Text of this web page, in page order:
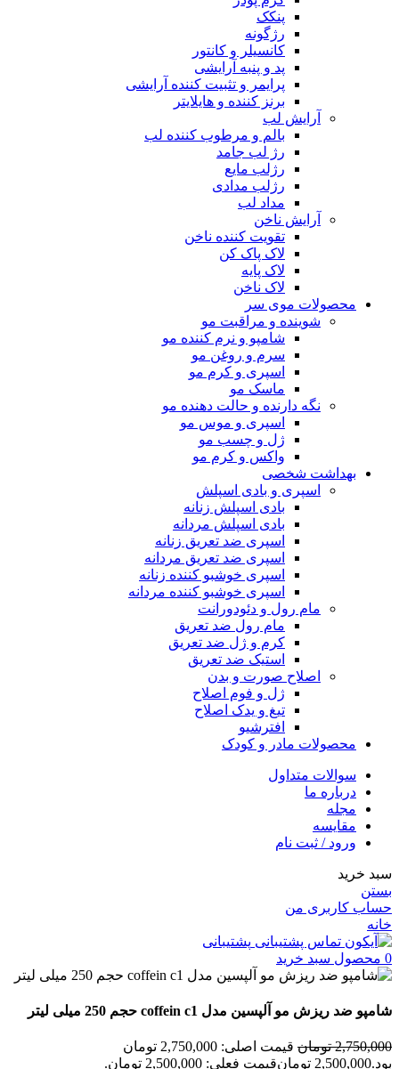
پنکک
رژگونه
کانسیلر و کانتور
پد و پنبه آرایشی
پرایمر و تثبیت کننده آرایشی
برنز کننده و هایلایتر
آرایش لب
بالم و مرطوب کننده لب
رژ لب جامد
رژلب مایع
رژلب مدادی
مداد لب
آرایش ناخن
تقویت کننده ناخن
لاک پاک کن
لاک پایه
لاک ناخن
محصولات موی سر
شوینده و مراقبت مو
شامپو و نرم کننده مو
سرم و روغن مو
اسپری و کرم مو
ماسک مو
نگه دارنده و حالت دهنده مو
اسپری و موس مو
ژل و چسب مو
واکس و کرم مو
بهداشت شخصی
اسپری و بادی اسپلش
بادی اسپلش زنانه
بادی اسپلش مردانه
اسپری ضد تعریق زنانه
اسپری ضد تعریق مردانه
اسپری خوشبو کننده زنانه
اسپری خوشبو کننده مردانه
مام رول و دئودورانت
مام رول ضد تعریق
کرم و ژل ضد تعریق
استیک ضد تعریق
اصلاح صورت و بدن
ژل و فوم اصلاح
تیغ و یدک اصلاح
افترشیو
محصولات مادر و کودک
سوالات متداول
درباره ما
مجله
مقایسه
ورود / ثبت نام
سبد خرید
بستن
حساب کاربری من
خانه
پشتیبانی
0 محصول سبد خرید
شامپو ضد ریزش مو آلپسین مدل coffein c1 حجم 250 میلی لیتر
2,750,000 تومان
قیمت اصلی: 2,750,000 تومان
بود.2,500,000 تومانقیمت فعلی: 2,500,000 تومان.